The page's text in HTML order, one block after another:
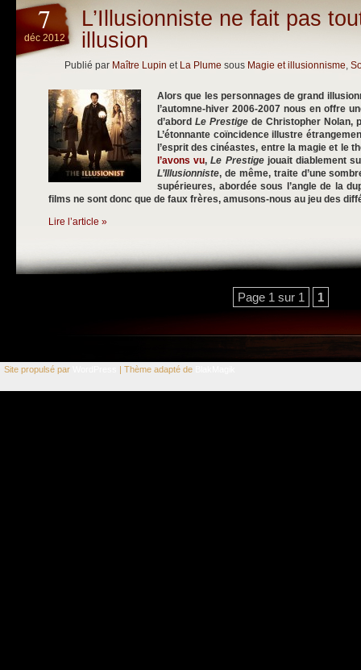
7
déc 2012
L’Illusionniste ne fait pas
illusion
Publié par Maître Lupin et La Plume sous Magie et illusionnisme,
Alors que les personnages de grand
l’automne-hiver 2006-2007 nous en offre
d’abord Le Prestige de Christopher Nolan,
L’étonnante coïncidence illustre
l’esprit des cinéastes, entre la magie et le
l’avons vu,Le Prestigejouait diablement
L’Illusionniste, de même, traite d’une
supérieures, abordée sous l’angle de la
films ne sont donc que de faux frères, amusons-nous au jeu des
Lire l’article »
Page 1 sur 1 1
Site propulsé par | Thème adapté de